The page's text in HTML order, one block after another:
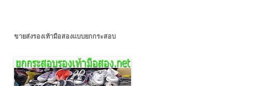
ขายส่งรองเท้ามือสองแบบยกกระสอบ